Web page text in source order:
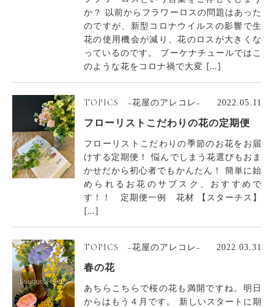
か？ 以前からフラワーロスの問題はあった
のですが、新型コロナウイルスの影響で生
花の使用機会が減り、花のロスが大きくな
っているのです。 ブーケナチュールではこ
のような花をコロナ禍で大変 […]
TOPICS −花屋のアレコレ− 2022.05.11
フローリストこだわりの花の定期便
フローリストこだわりの季節のお花をお届
けする定期便！ 悩んでしまう花選びもおま
かせだから初心者でもかんたん！ 簡単に始
められるお花のサブスク、おすすめで
す！！ 定期便一例 花材 【スターチス】
[…]
TOPICS −花屋のアレコレ− 2022.03.31
春の花
あちらこちらで桜の花も満開ですね。明日
からはもう４月です。 新しいスタートに期